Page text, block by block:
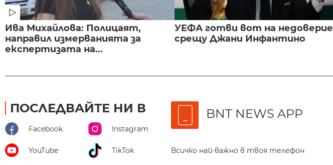
Ива Михайлова: Полицаят,
направил измерванията за
експертизата на...
УЕФА готви вот на недоверие
срещу Джани Инфантино
ПОСЛЕДВАЙТЕ НИ В
Facebook Instagram
YouTube TikTok
BNT NEWS APP
Всичко най-важно в твоя телефон